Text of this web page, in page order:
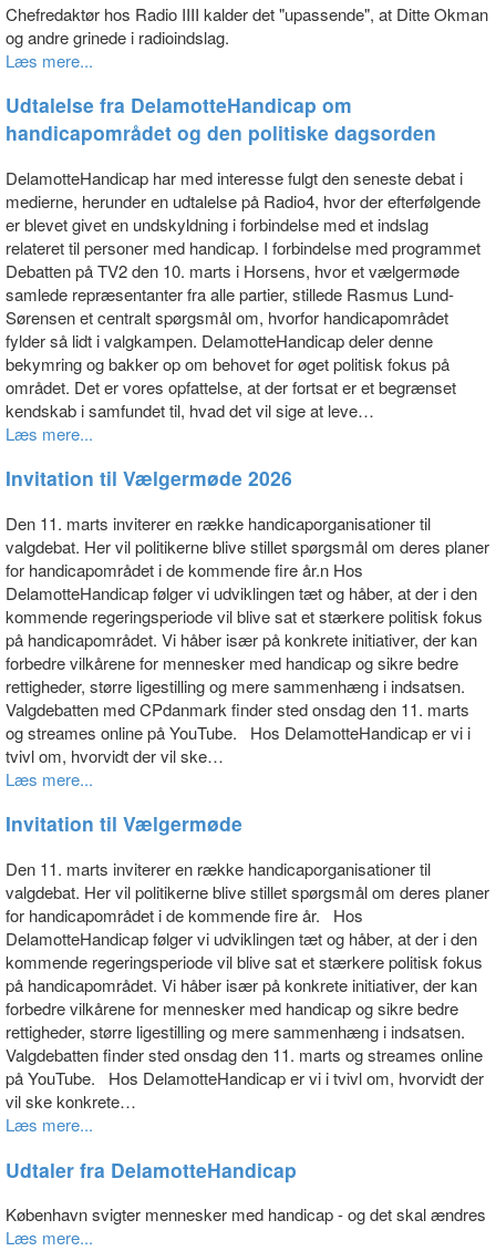
Chefredaktør hos Radio IIII kalder det "upassende", at Ditte Okman
og andre grinede i radioindslag.
Læs mere...
Udtalelse fra DelamotteHandicap om
handicapområdet og den politiske dagsorden
DelamotteHandicap har med interesse fulgt den seneste debat i
medierne, herunder en udtalelse på Radio4, hvor der efterfølgende
er blevet givet en undskyldning i forbindelse med et indslag
relateret til personer med handicap. I forbindelse med programmet
Debatten på TV2 den 10. marts i Horsens, hvor et vælgermøde
samlede repræsentanter fra alle partier, stillede Rasmus Lund-
Sørensen et centralt spørgsmål om, hvorfor handicapområdet
fylder så lidt i valgkampen. DelamotteHandicap deler denne
bekymring og bakker op om behovet for øget politisk fokus på
området. Det er vores opfattelse, at der fortsat er et begrænset
kendskab i samfundet til, hvad det vil sige at leve…
Læs mere...
Invitation til Vælgermøde 2026
Den 11. marts inviterer en række handicaporganisationer til
valgdebat. Her vil politikerne blive stillet spørgsmål om deres planer
for handicapområdet i de kommende fire år.n Hos
DelamotteHandicap følger vi udviklingen tæt og håber, at der i den
kommende regeringsperiode vil blive sat et stærkere politisk fokus
på handicapområdet. Vi håber især på konkrete initiativer, der kan
forbedre vilkårene for mennesker med handicap og sikre bedre
rettigheder, større ligestilling og mere sammenhæng i indsatsen.
Valgdebatten med CPdanmark finder sted onsdag den 11. marts
og streames online på YouTube. Hos DelamotteHandicap er vi i
tvivl om, hvorvidt der vil ske…
Læs mere...
Invitation til Vælgermøde
Den 11. marts inviterer en række handicaporganisationer til
valgdebat. Her vil politikerne blive stillet spørgsmål om deres planer
for handicapområdet i de kommende fire år. Hos
DelamotteHandicap følger vi udviklingen tæt og håber, at der i den
kommende regeringsperiode vil blive sat et stærkere politisk fokus
på handicapområdet. Vi håber især på konkrete initiativer, der kan
forbedre vilkårene for mennesker med handicap og sikre bedre
rettigheder, større ligestilling og mere sammenhæng i indsatsen.
Valgdebatten finder sted onsdag den 11. marts og streames online
på YouTube. Hos DelamotteHandicap er vi i tvivl om, hvorvidt der
vil ske konkrete…
Læs mere...
Udtaler fra DelamotteHandicap
København svigter mennesker med handicap - og det skal ændres
Læs mere...